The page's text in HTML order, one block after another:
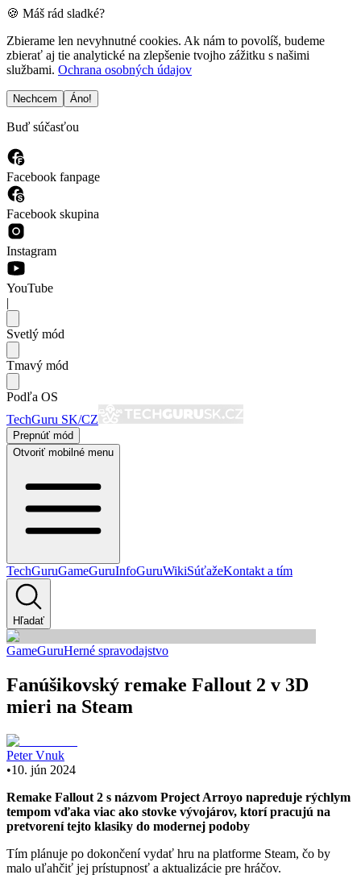
🍪 Máš rád sladké?
Zbierame len nevyhnutné cookies. Ak nám to povolíš, budeme
zbierať aj tie analytické na zlepšenie tvojho zážitku s našimi
službami. Ochrana osobných údajov
Nechcem Áno!
Buď súčasťou
Facebook fanpage
Facebook skupina
Instagram
YouTube
|
Svetlý mód
Tmavý mód
Podľa OS
TechGuru SK/CZ
Prepnúť mód
Otvoriť mobilné menu
TechGuruGameGuruInfoGuruWikiSúťažeKontakt a tím
Hľadať
GameGuruHerné spravodajstvo
Fanúšikovský remake Fallout 2 v 3D
mieri na Steam
Peter Vnuk
•10. jún 2024
Remake Fallout 2 s názvom Project Arroyo napreduje rýchlym
tempom vďaka viac ako stovke vývojárov, ktorí pracujú na
pretvorení tejto klasiky do modernej podoby
Tím plánuje po dokončení vydať hru na platforme Steam, čo by
malo uľahčiť jej prístupnosť a aktualizácie pre hráčov.